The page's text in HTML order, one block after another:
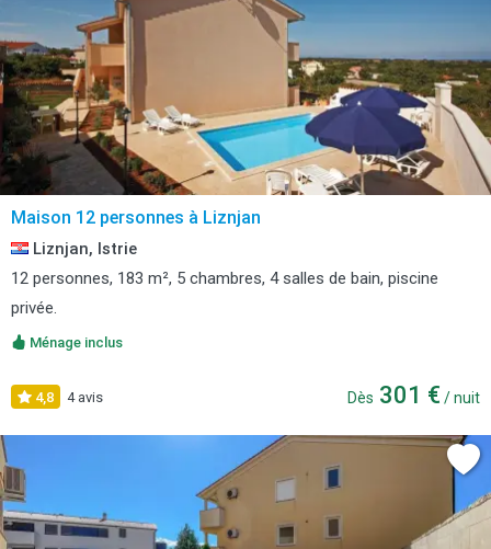
Maison 12 personnes à Liznjan
Liznjan, Istrie
12 personnes, 183 m², 5 chambres, 4 salles de bain, piscine
privée.
Ménage inclus
4,8 4 avis Dès 301 € / nuit